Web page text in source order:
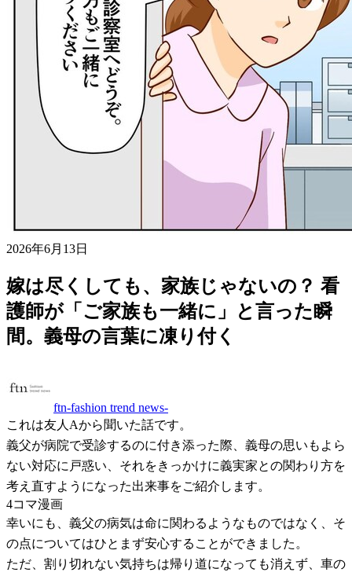
2026年6月13日
嫁は尽くしても、家族じゃないの？ 看
護師が「ご家族も一緒に」と言った瞬
間。義母の言葉に凍り付く
ftn-fashion trend news-
これは友人Aから聞いた話です。
義父が病院で受診するのに付き添った際、義母の思いもよら
ない対応に戸惑い、それをきっかけに義実家との関わり方を
考え直すようになった出来事をご紹介します。
4コマ漫画
幸いにも、義父の病気は命に関わるようなものではなく、そ
の点についてはひとまず安心することができました。
ただ、割り切れない気持ちは帰り道になっても消えず、車の